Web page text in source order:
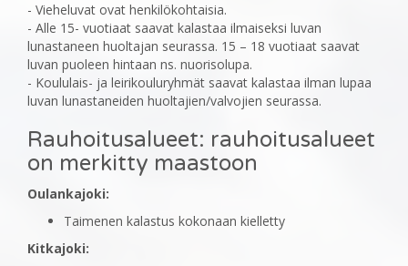
- Vieheluvat ovat henkilökohtaisia.
- Alle 15- vuotiaat saavat kalastaa ilmaiseksi luvan
lunastaneen huoltajan seurassa. 15 – 18 vuotiaat saavat
luvan puoleen hintaan ns. nuorisolupa.
- Koululais- ja leirikouluryhmät saavat kalastaa ilman lupaa
luvan lunastaneiden huoltajien/valvojien seurassa.
Rauhoitusalueet: rauhoitusalueet
on merkitty maastoon
Oulankajoki:
Taimenen kalastus kokonaan kielletty
Kitkajoki: